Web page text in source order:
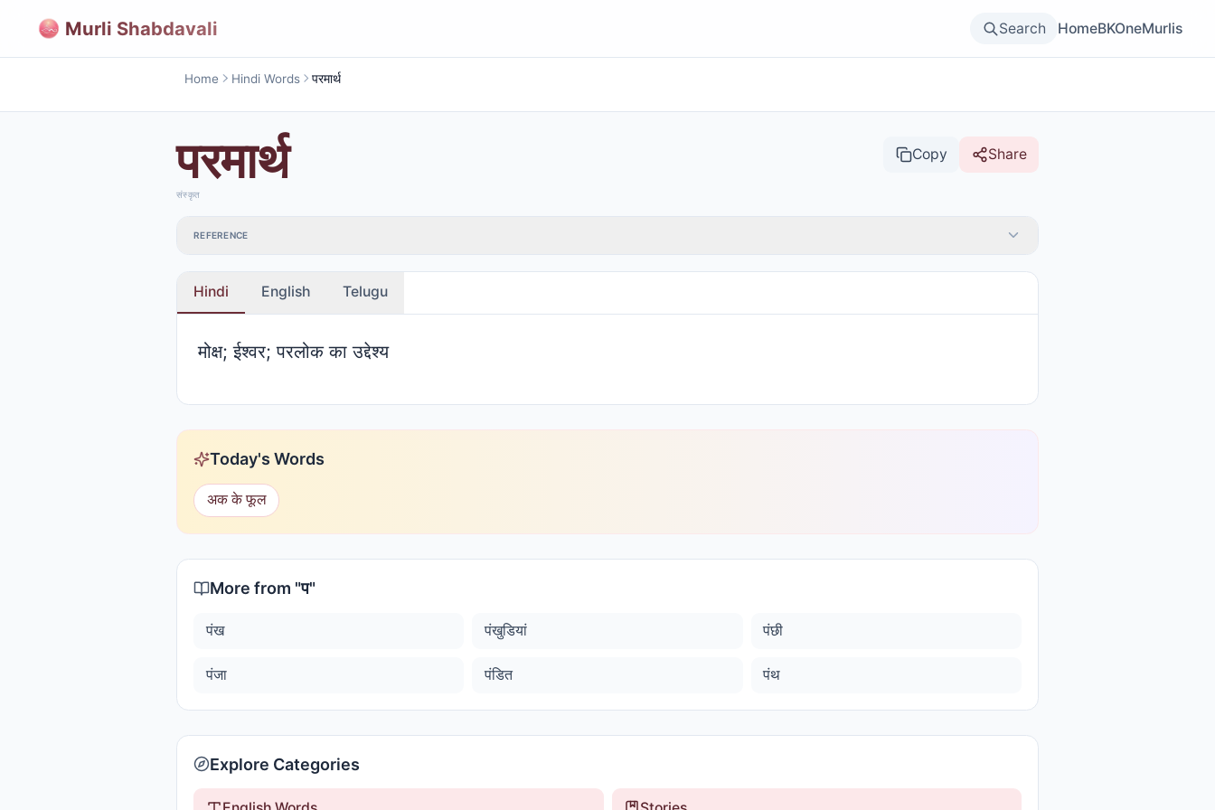
Murli Shabdavali Search HomeBKOneMurlis
Home Hindi Words परमार्थ
परमार्थ Copy Share
संस्कृत
REFERENCE
Hindi English Telugu
मोक्ष; ईश्वर; परलोक का उद्देश्य
Today's Words
अक के फूल
More from "प"
पंख पंखुडियां पंछी
पंजा पंडित पंथ
Explore Categories